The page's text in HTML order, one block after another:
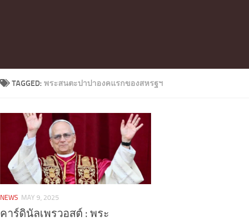
TAGGED: พระสนตะปาปาองคแรกของสหรฐฯ
NEWS MAY 9, 2025
คาร์ดินัลเพรวอสต์ : พระ